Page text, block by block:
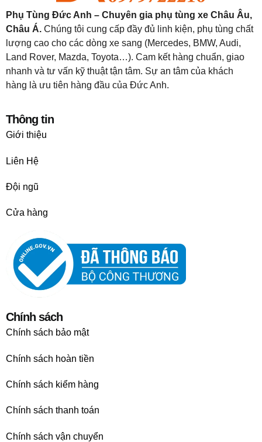
Phụ Tùng Đức Anh – Chuyên gia phụ tùng xe Châu Âu,
Châu Á. Chúng tôi cung cấp đầy đủ linh kiện, phụ tùng chất
lượng cao cho các dòng xe sang (Mercedes, BMW, Audi,
Land Rover, Mazda, Toyota…). Cam kết hàng chuẩn, giao
nhanh và tư vấn kỹ thuật tận tâm. Sự an tâm của khách
hàng là ưu tiên hàng đầu của Đức Anh.
Thông tin
Giới thiệu
Liên Hệ
Đội ngũ
Cửa hàng
Chính sách
Chính sách bảo mật
Chính sách hoàn tiền
Chính sách kiểm hàng
Chính sách thanh toán
Chính sách vận chuyển